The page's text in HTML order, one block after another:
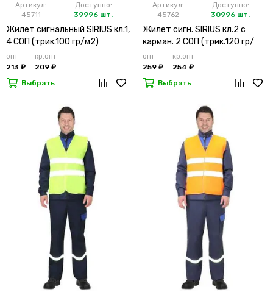
Артикул:
45711
Доступно:
39996 шт.
Жилет сигнальный SIRIUS кл.1,
4 СОП (трик.100 гр/м2)
лимонный
опт
213 ₽
кр.опт
209 ₽
Выбрать
Артикул:
45762
Доступно:
30996 шт.
Жилет сигн. SIRIUS кл.2 с
карман. 2 СОП (трик.120 гр/
м2)
опт
259 ₽
кр.опт
254 ₽
Выбрать